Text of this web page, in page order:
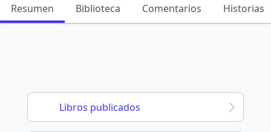
Resumen Biblioteca Comentarios Historias
Libros publicados